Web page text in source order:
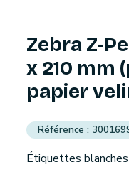
Zebra Z-
x 210 mm
papier
Étiquettes